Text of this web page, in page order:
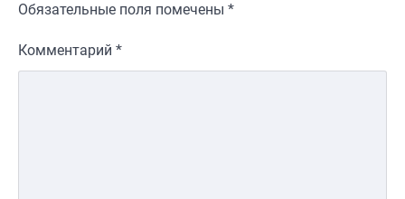
Обязательные поля помечены *
Комментарий *